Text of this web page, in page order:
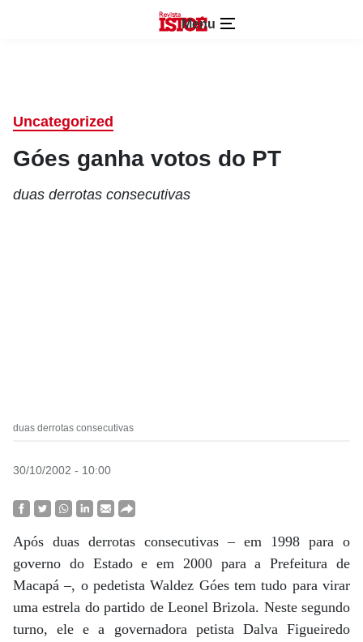
Menu
Uncategorized
Góes ganha votos do PT
duas derrotas consecutivas
duas derrotas consecutivas
30/10/2002 - 10:00
Após duas derrotas consecutivas – em 1998 para o
governo do Estado e em 2000 para a Prefeitura de
Macapá –, o pedetista Waldez Góes tem tudo para virar
uma estrela do partido de Leonel Brizola. Neste segundo
turno, ele e a governadora petista Dalva Figueiredo